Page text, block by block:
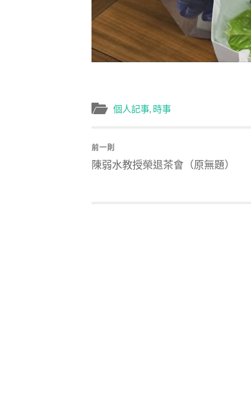
個人記事, 時事
前一則
陳弱水教授榮退茶會（原無題）